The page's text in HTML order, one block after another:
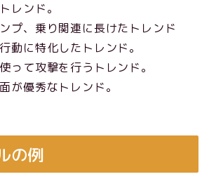
レンド。
プ、乗り関連に長けたトレンド
動に特化したトレンド。
って攻撃を行うトレンド。
が優秀なトレンド。
の例